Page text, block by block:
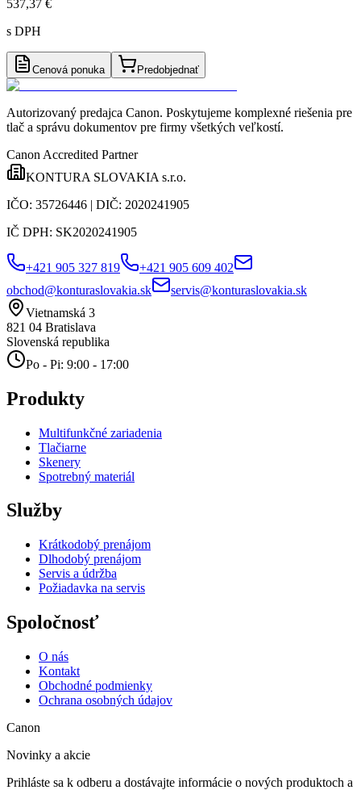
537,37 €
s DPH
Cenová ponuka Predobjednať
Autorizovaný predajca Canon. Poskytujeme komplexné riešenia pre
tlač a správu dokumentov pre firmy všetkých veľkostí.
Canon Accredited Partner
KONTURA SLOVAKIA s.r.o.
IČO: 35726446 | DIČ: 2020241905
IČ DPH: SK2020241905
+421 905 327 819
+421 905 609 402
obchod@konturaslovakia.sk
servis@konturaslovakia.sk
Vietnamská 3
821 04 Bratislava
Slovenská republika
Po - Pi: 9:00 - 17:00
Produkty
Multifunkčné zariadenia
Tlačiarne
Skenery
Spotrebný materiál
Služby
Krátkodobý prenájom
Dlhodobý prenájom
Servis a údržba
Požiadavka na servis
Spoločnosť
O nás
Kontakt
Obchodné podmienky
Ochrana osobných údajov
Canon
Novinky a akcie
Prihláste sa k odberu a dostávajte informácie o nových produktoch a